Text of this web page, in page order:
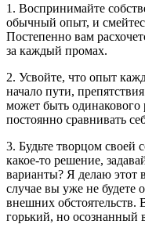
1. Воспринимайте
обычный опыт, и
Постепенно вам
за каждый промах.
2. Усвойте, что опыт
начало пути,
может быть одинакового
постоянно сравнивать
3. Будьте творцом своей
какое-то решение,
варианты? Я делаю
случае вы уже не будете
внешних обстоятельств.
горький, но осознанный